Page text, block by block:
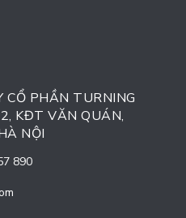
CỔ PHẦN TURNING
KĐT VĂN QUÁN,
NỘI
890